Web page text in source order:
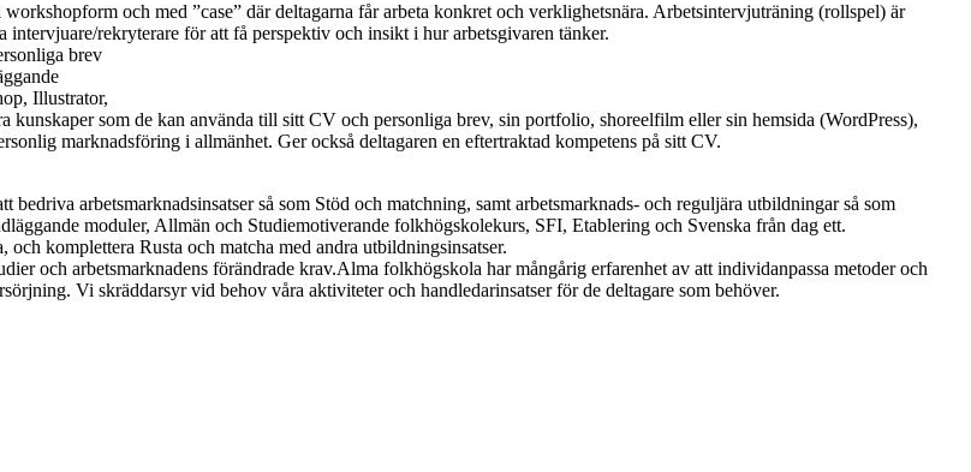
och med ”case” där deltagarna får arbeta konkret och verklighetsnära. Arbetsintervjuträning (rollspel) är
rekryterare för att få perspektiv och insikt i hur arbetsgivaren tänker.
brev
Illustrator,
som de kan använda till sitt CV och personliga brev, sin portfolio, shoreelfilm eller sin hemsida (WordPress),
marknadsföring i allmänhet. Ger också deltagaren en eftertraktad kompetens på sitt CV.
arbetsmarknadsinsatser så som Stöd och matchning, samt arbetsmarknads- och reguljära utbildningar så som
moduler, Allmän och Studiemotiverande folkhögskolekurs, SFI, Etablering och Svenska från dag ett.
komplettera Rusta och matcha med andra utbildningsinsatser.
och arbetsmarknadens förändrade krav.Alma folkhögskola har mångårig erfarenhet av att individanpassa metoder och
Vi skräddarsyr vid behov våra aktiviteter och handledarinsatser för de deltagare som behöver.